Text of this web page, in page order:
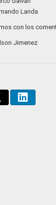
Landa
con los
Jimenez